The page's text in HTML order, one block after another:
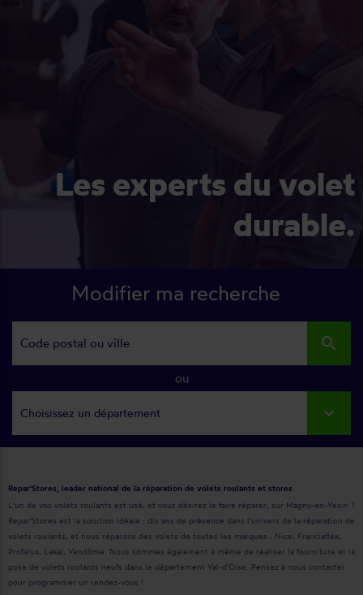
Les experts du volet
durable.
Modifier ma recherche
search
ou
Choisissez un département
Repar'Stores, leader national de la réparation de volets roulants et stores
L'un de vos volets roulants est usé, et vous désirez le faire réparer, sur Magny-en-Vexin ?
Repar'Stores est la solution idéale : dix ans de présence dans l'univers de la réparation de
volets roulants, et nous réparons des volets de toutes les marques : Nice, Franciaflex,
Profalux, Lakal, Vendôme. Nous sommes également à même de réaliser la fourniture et la
pose de volets roulants neufs dans le département Val-d'Oise. Pensez à nous contacter
pour programmer un rendez-vous !